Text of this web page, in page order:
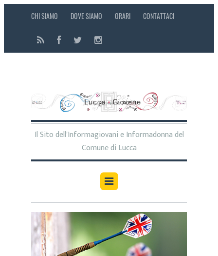
CHI SIAMO DOVE SIAMO ORARI CONTATTACI
Il Sito dell'Informagiovani e Informadonna del
Comune di Lucca